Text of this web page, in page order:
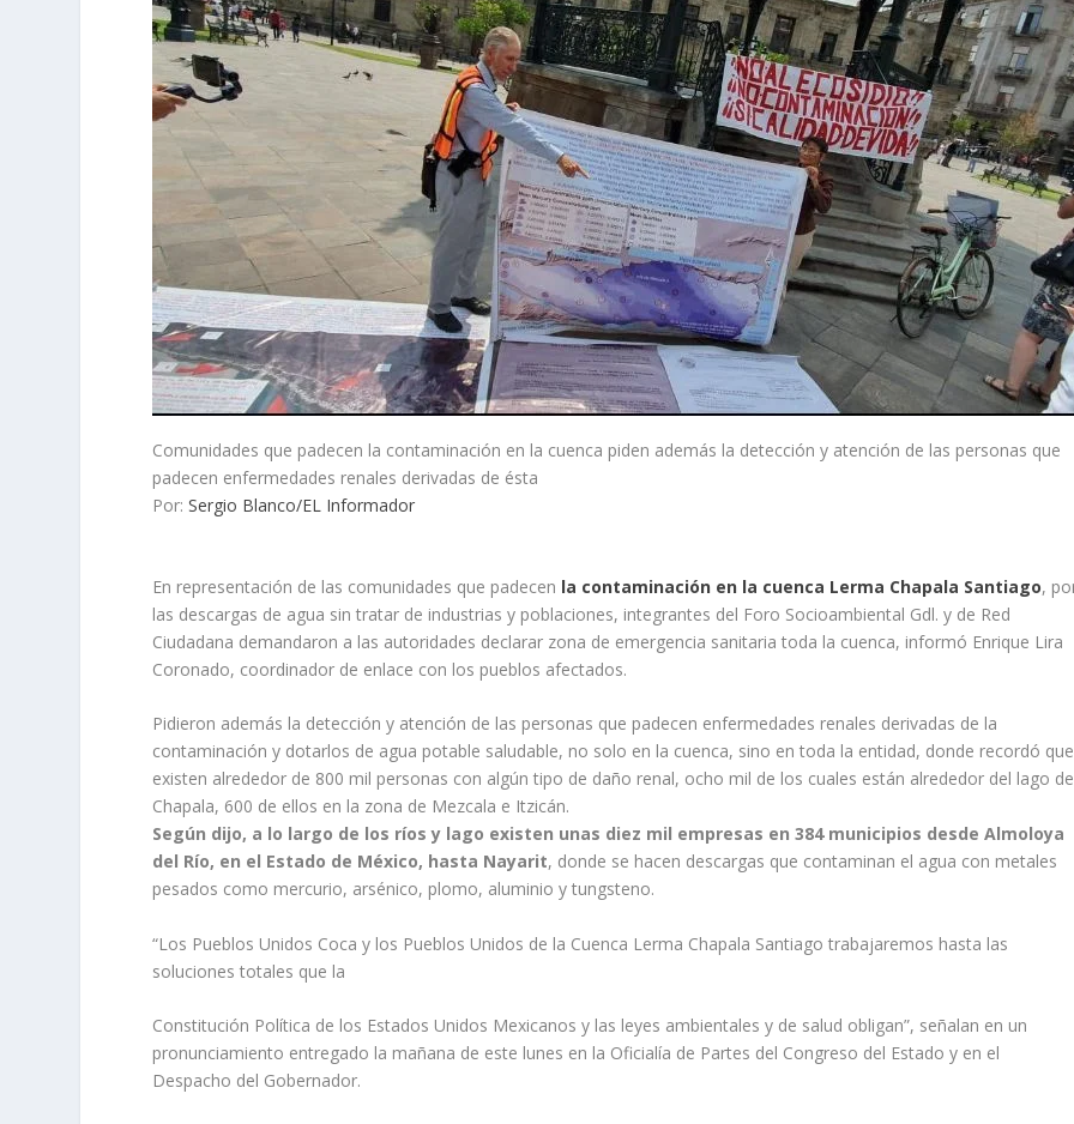
Comunidades que padecen la contaminación en la cuenca piden además la detección y atención de las personas que
padecen enfermedades renales derivadas de ésta
Por:Sergio Blanco/EL Informador
En representación de las comunidades que padecen la contaminación en la cuenca Lerma Chapala Santiago,
las descargas de agua sin tratar de industrias y poblaciones, integrantes del Foro Socioambiental Gdl. y de Red
Ciudadana demandaron a las autoridades declarar zona de emergencia sanitaria toda la cuenca, informó Enrique Lira
Coronado, coordinador de enlace con los pueblos afectados.
Pidieron además la detección y atención de las personas que padecen enfermedades renales derivadas de la
contaminación y dotarlos de agua potable saludable, no solo en la cuenca, sino en toda la entidad, donde recordó que
existen alrededor de 800 mil personas con algún tipo de daño renal, ocho mil de los cuales están alrededor del lago de
Chapala, 600 de ellos en la zona de Mezcala e Itzicán.
Según dijo, a lo largo de los ríos y lago existen unas diez mil empresas en 384 municipios desde Almoloya
del Río, en el Estado de México, hasta Nayarit, donde se hacen descargas que contaminan el agua con metales
pesados como mercurio, arsénico, plomo, aluminio y tungsteno.
“Los Pueblos Unidos Coca y los Pueblos Unidos de la Cuenca Lerma Chapala Santiago trabajaremos hasta las
soluciones totales que la
Constitución Política de los Estados Unidos Mexicanos y las leyes ambientales y de salud obligan”, señalan en un
pronunciamiento entregado la mañana de este lunes en la Oficialía de Partes del Congreso del Estado y en el
Despacho del Gobernador.